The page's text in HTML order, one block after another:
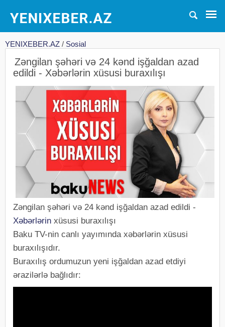
YENIXEBER.AZ / Sosial
Zəngilan şəhəri və 24 kənd işğaldan azad
edildi - Xəbərlərin xüsusi buraxılışı
Zəngilan şəhəri və 24 kənd işğaldan azad edildi -
Xəbərlərin xüsusi buraxılışı
Baku TV-nin canlı yayımında xəbərlərin xüsusi
buraxılışıdır.
Buraxılış ordumuzun yeni işğaldan azad etdiyi
ərazilərlə bağlıdır: